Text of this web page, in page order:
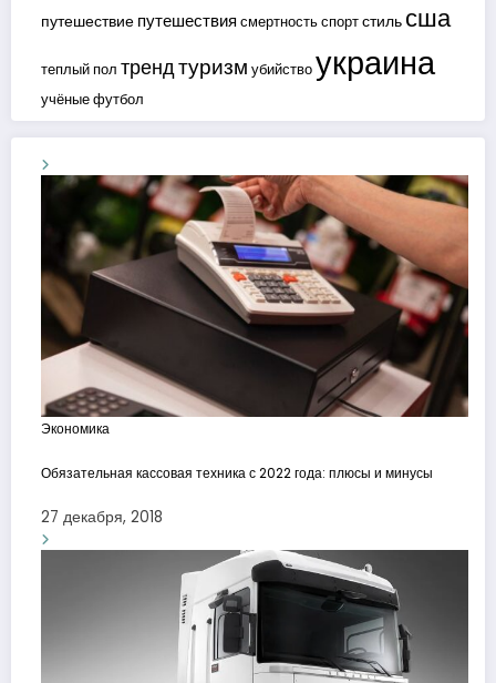
путешествие путешествия смертностьспортстиль сша
теплый пол трендтуризм убийствоукраина
учёныефутбол
Экономика
Обязательная кассовая техника с 2022 года: плюсы и минусы
27 декабря, 2018